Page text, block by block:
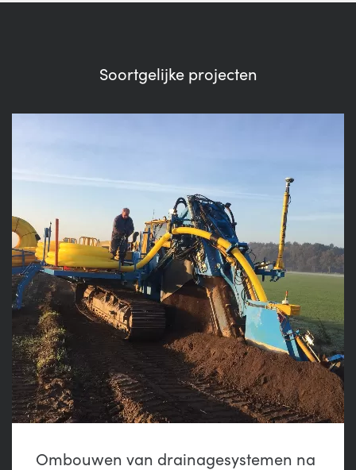
Soortgelijke projecten
Ombouwen van drainagesystemen na